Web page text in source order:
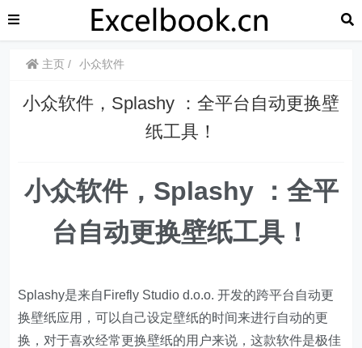
主页 小众软件
小众软件，Splashy ：全平台自动更换壁
纸工具！
小众软件，Splashy ：全平
台自动更换壁纸工具！
Splashy是来自Firefly Studio d.o.o. 开发的跨平台自动更
换壁纸应用，可以自己设定壁纸的时间来进行自动的更
换，对于喜欢经常更换壁纸的用户来说，这款软件是极佳